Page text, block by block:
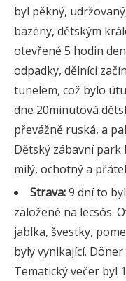
byl pěkný,
bazény, dětským
otevřené 5 hodin
odpadky, dělníci
tunelem, což bylo
dne 20minutová
převážně ruská, a
Dětský zábavní park
milý, ochotný a
Strava:9 dní to
založené na lecsós.
jablka, švestky,
byly vynikající.
Tematický večer byl